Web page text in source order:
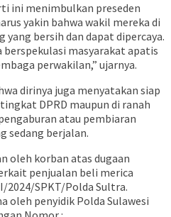
ini menimbulkan preseden
yakin bahwa wakil mereka di
bersih dan dapat dipercaya.
masyarakat apatis
perwakilan,” ujarnya.
dirinya juga menyatakan siap
DPRD maupun di ranah
atau pembiaran
sedang berjalan.
oleh korban atas dugaan
penjualan beli merica
2024/SPKT/Polda Sultra.
oleh penyidik ​​​​Polda Sulawesi